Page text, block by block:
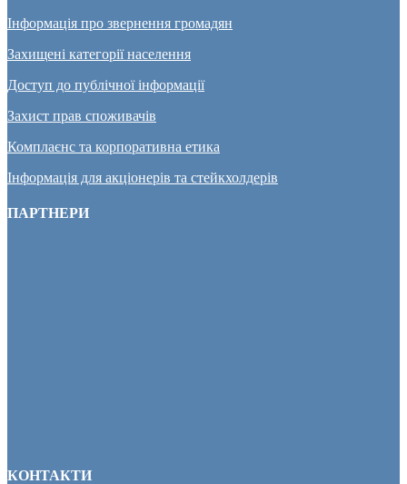
Інформація про звернення громадян
Захищені категорії населення
Доступ до публічної інформації
Захист прав споживачів
Комплаєнс та корпоративна етика
Інформація для акціонерів та стейкхолдерів
ПАРТНЕРИ
КОНТАКТИ